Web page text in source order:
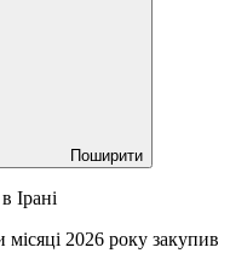
Поширити
Ірані
2026 року закупив